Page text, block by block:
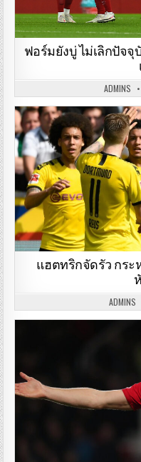
ฟอร์มยังบู่ ไม่เลิกปัจ
ADMINS
แฮตทริกจัดรัว กระ
ADMINS